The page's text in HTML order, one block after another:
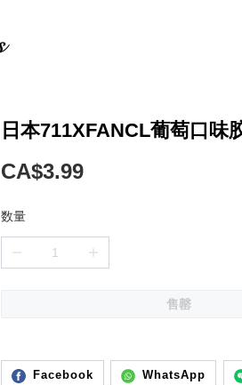
日本711XFANCL葡萄口味
CA$3.99
数量
售罄
Facebook WhatsApp